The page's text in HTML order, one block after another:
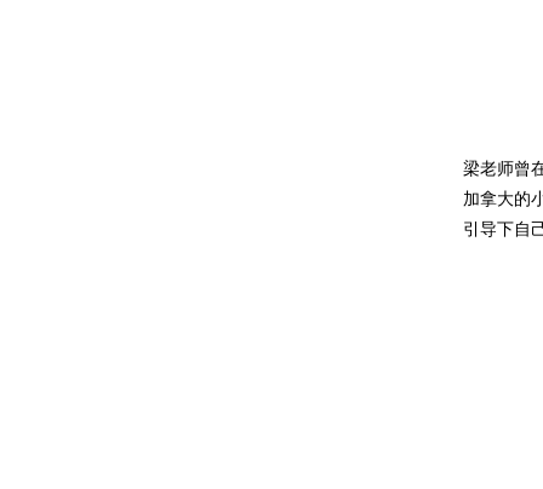
梁老师曾
加拿大的
引导下自